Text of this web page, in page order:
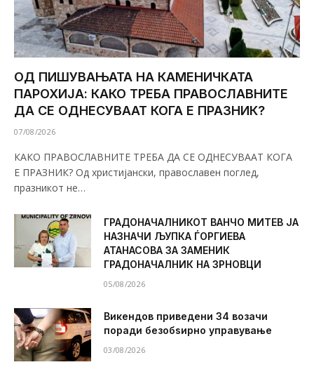
ОД ПИШУВАЊАТА НА КАМЕНИЧКАТА
ПАРОХИЈА: КАКО ТРЕБА ПРАВОСЛАВНИТЕ
ДА СЕ ОДНЕСУВААТ КОГА Е ПРАЗНИК?
07/08/2026
КАКО ПРАВОСЛАВНИТЕ ТРЕБА ДА СЕ ОДНЕСУВААТ КОГА
Е ПРАЗНИК? Од христијански, православен поглед,
празникот не…
ГРАДОНАЧАЛНИКОТ ВАНЧО МИТЕВ ЈА
НАЗНАЧИ ЉУПКА ЃОРГИЕВА
АТАНАСОВА ЗА ЗАМЕНИК
ГРАДОНАЧАЛНИК НА ЗРНОВЦИ
05/08/2026
Викендов приведени 34 возачи
поради безобѕирно управување
03/08/2026